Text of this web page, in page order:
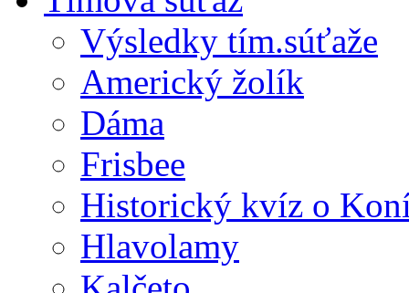
Výsledky tím.súťaže
Americký žolík
Dáma
Frisbee
Historický kvíz o
Hlavolamy